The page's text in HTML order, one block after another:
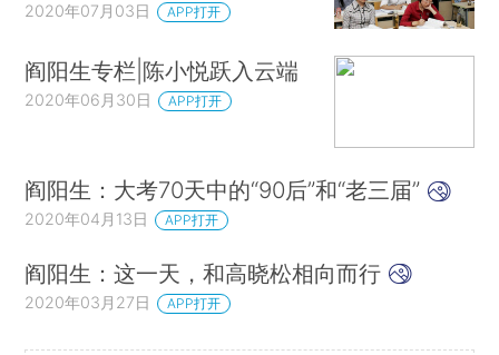
2020年07月03日 APP打开
阎阳生专栏|陈小悦跃入云端
2020年06月30日 APP打开
阎阳生：大考70天中的“90后”和“老三届”
2020年04月13日 APP打开
阎阳生：这一天，和高晓松相向而行
2020年03月27日 APP打开